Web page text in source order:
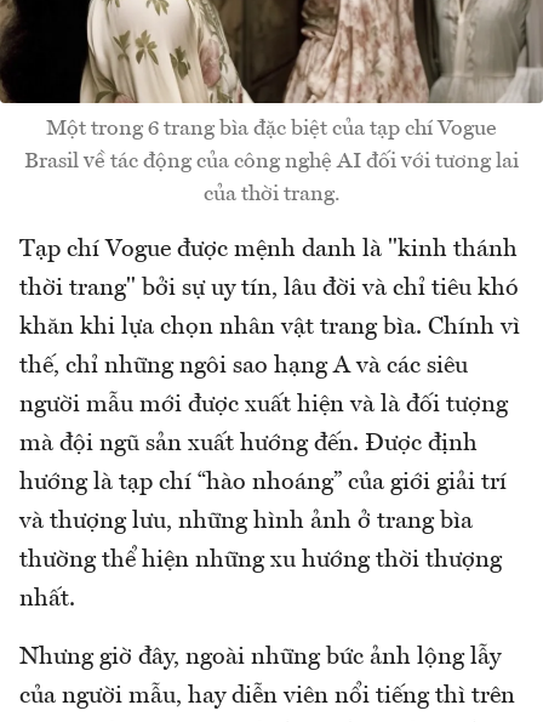
Một trong 6 trang bìa đặc biệt của tạp chí Vogue
Brasil về tác động của công nghệ AI đối với tương lai
của thời trang.
Tạp chí Vogue được mệnh danh là "kinh thánh
thời trang" bởi sự uy tín, lâu đời và chỉ tiêu khó
khăn khi lựa chọn nhân vật trang bìa. Chính vì
thế, chỉ những ngôi sao hạng A và các siêu
người mẫu mới được xuất hiện và là đối tượng
mà đội ngũ sản xuất hướng đến. Được định
hướng là tạp chí “hào nhoáng” của giới giải trí
và thượng lưu, những hình ảnh ở trang bìa
thường thể hiện những xu hướng thời thượng
nhất.
Nhưng giờ đây, ngoài những bức ảnh lộng lẫy
của người mẫu, hay diễn viên nổi tiếng thì trên